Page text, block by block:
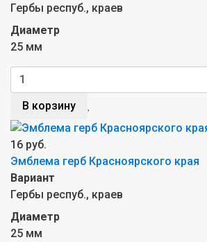
Гербы респуб., краев
Диаметр
25 мм
В корзину
16 руб.
Эмблема герб Красноярского края
Вариант
Гербы респуб., краев
Диаметр
25 мм